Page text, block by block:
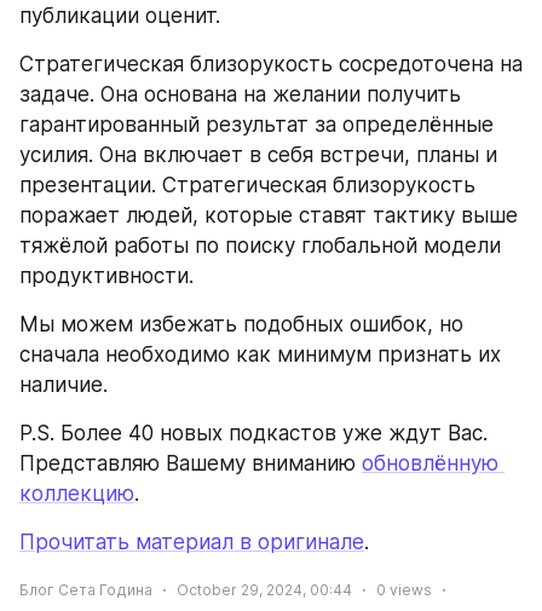
публикации оценит.
Стратегическая близорукость сосредоточена на
задаче. Она основана на желании получить
гарантированный результат за определённые
усилия. Она включает в себя встречи, планы и
презентации. Стратегическая близорукость
поражает людей, которые ставят тактику выше
тяжёлой работы по поиску глобальной модели
продуктивности.
Мы можем избежать подобных ошибок, но
сначала необходимо как минимум признать их
наличие.
P.S. Более 40 новых подкастов уже ждут Вас.
Представляю Вашему вниманию обновлённую
коллекцию.
Прочитать материал в оригинале.
Блог Сета Година October 29, 2024, 00:44 0 views